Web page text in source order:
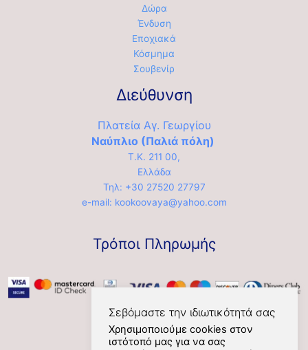
Δώρα
Ένδυση
Εποχιακά
Κόσμημα
Σουβενίρ
Διεύθυνση
Πλατεία Αγ. Γεωργίου
Ναύπλιο (Παλιά πόλη)
Τ.Κ. 211 00,
Ελλάδα
Τηλ: +30 27520 27797
e-mail: kookoovaya@yahoo.com
Τρόποι Πληρωμής
Σεβόμαστε την ιδιωτικότητά σας
Χρησιμοποιούμε cookies στον
ιστότοπό μας για να σας